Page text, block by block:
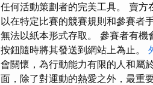
任何活動策劃者的完美工具。 賣
以在特定比賽的競賽規則和參賽者
無法以紙本形式存取。 參賽者有
按鈕隨時將其發送到網站上為止。
會關懷，為行動能力有限的人和屬
面，除了對運動的熱愛之外，最重